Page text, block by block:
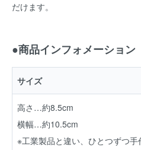
だけます。
●商品インフォメーション
サイズ
高さ…約8.5cm
横幅…約10.5cm
※工業製品と違い、ひとつずつ